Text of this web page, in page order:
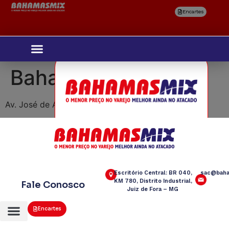
Selecione
sua região
Encartes
Bahamas Mix Frutal
Av. José de Alencar, 1333 – Eldourado
Encartes
Fale Conosco
Escritório Central: BR 040,
KM 780, Distrito Industrial,
Juiz de Fora – MG